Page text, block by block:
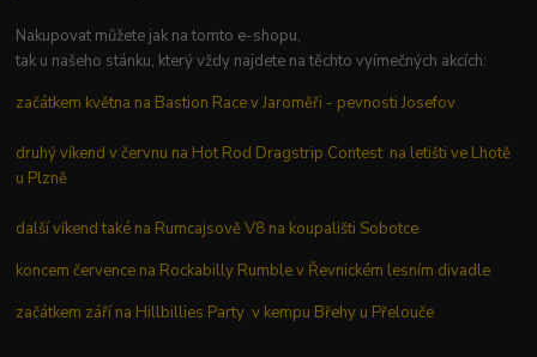
Nakupovat můžete jak na tomto e-shopu,
tak u našeho stánku, který vždy najdete na těchto vyímečných akcích:
začátkem května na Bastion Race v Jaroměři - pevnosti Josefov
druhý víkend v červnu na Hot Rod Dragstrip Contest na letišti ve Lhotě
u Plzně
další víkend také na Rumcajsově V8 na koupališti Sobotce
koncem července na Rockabilly Rumble v Řevnickém lesním divadle
začátkem září na Hillbillies Party v kempu Břehy u Přelouče